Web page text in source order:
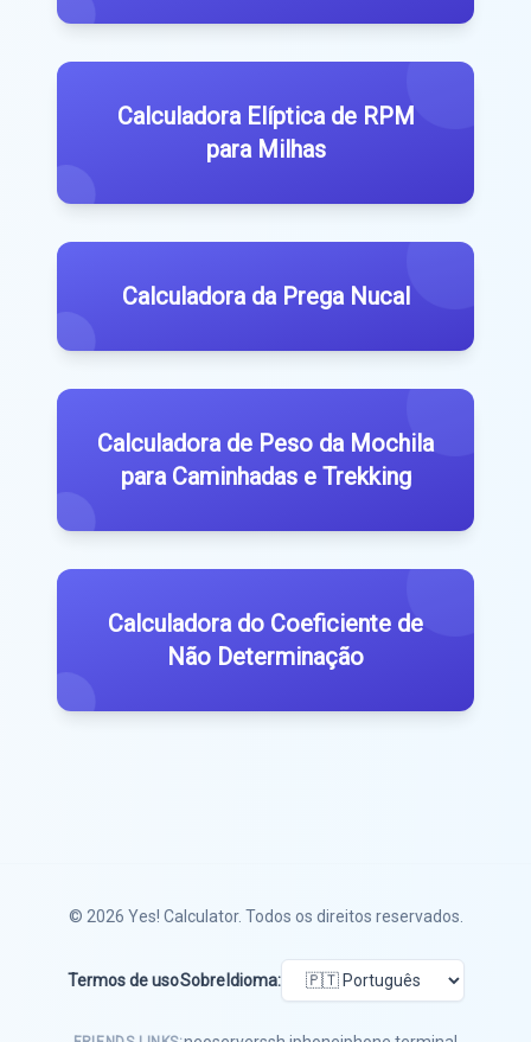
Calculadora Elíptica de RPM
para Milhas
Calculadora da Prega Nucal
Calculadora de Peso da Mochila
para Caminhadas e Trekking
Calculadora do Coeficiente de
Não Determinação
© 2026 Yes! Calculator. Todos os direitos reservados.
Termos de usoSobreIdioma: